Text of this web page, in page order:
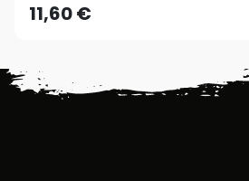
11,60 €